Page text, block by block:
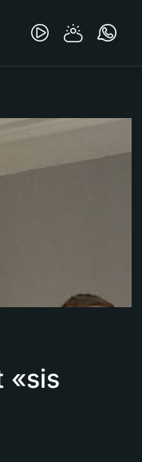
«sis